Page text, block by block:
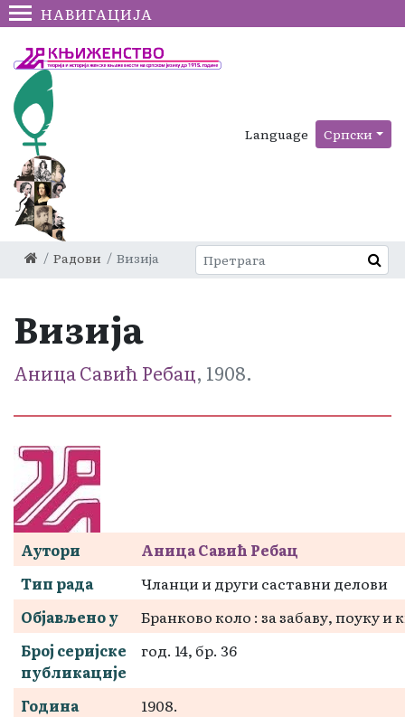
НАВИГАЦИЈА
Language Српски
Радови Визија
Визија
Аница Савић Ребац, 1908.
Аутори
Аница Савић Ребац
Тип рада
Чланци и други саставни делови
Објављено у
Бранково коло : за забаву, поуку
Број серијске
публикације
год. 14, бр. 36
Година
1908.